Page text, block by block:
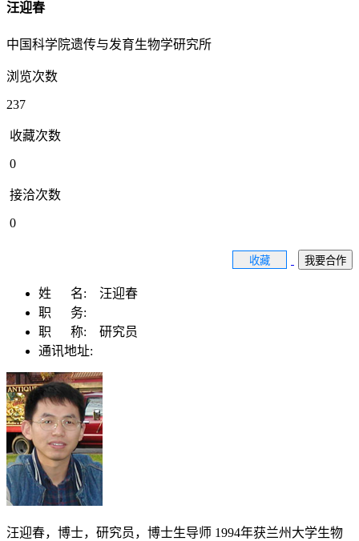
汪迎春
中国科学院遗传与发育生物学研究所
浏览次数
237
收藏次数
0
接洽次数
0
收藏 我要合作
姓 名: 汪迎春
职 务:
职 称: 研究员
通讯地址:
汪迎春，博士，研究员，博士生导师 1994年获兰州大学生物